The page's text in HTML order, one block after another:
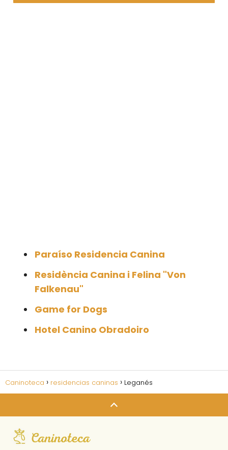
Paraíso Residencia Canina
Residència Canina i Felina "Von
Falkenau"
Game for Dogs
Hotel Canino Obradoiro
Caninoteca residencias caninas Leganés